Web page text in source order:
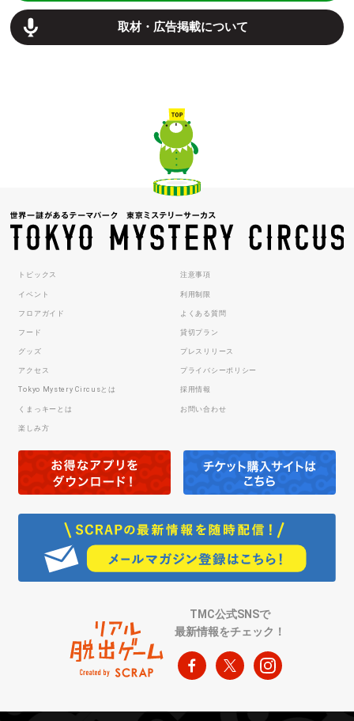
取材・広告掲載について
トピックス
イベント
フロアガイド
フード
グッズ
アクセス
Tokyo Mystery Circusとは
くまっキーとは
楽しみ方
注意事項
利用制限
よくある質問
貸切プラン
プレスリリース
プライバシーポリシー
採用情報
お問い合わせ
TMC公式SNSで
最新情報をチェック！